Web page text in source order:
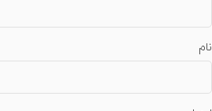
نام